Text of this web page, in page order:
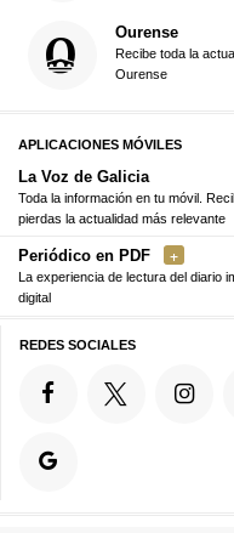
Ourense
Recibe toda la
Ourense
APLICACIONES MÓVILES
La Voz de Galicia
Toda la información en tu móvil.
pierdas la actualidad más relevante
Periódico en PDF
La experiencia de lectura del diario
digital
REDES SOCIALES